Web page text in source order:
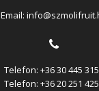
Email:
Telefon: +36 30 445
Telefon: +36 20 251